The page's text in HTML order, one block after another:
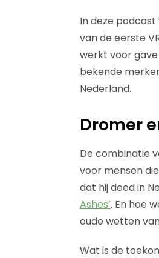
In deze
van de eerste
werkt voor gave
bekende
Nederland.
Dromer
De combinatie
voor mensen
dat hij deed in
Ashes’. En hoe
oude wetten
Wat is de